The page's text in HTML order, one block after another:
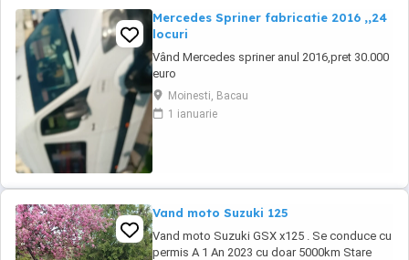
Mercedes Spriner fabricatie 2016 ,,24
locuri
Vând Mercedes spriner anul 2016,pret 30.000
euro
Moinesti, Bacau
1 ianuarie
Vand moto Suzuki 125
Vand moto Suzuki GSX x125 . Se conduce cu
permis A 1 An 2023 cu doar 5000km Stare